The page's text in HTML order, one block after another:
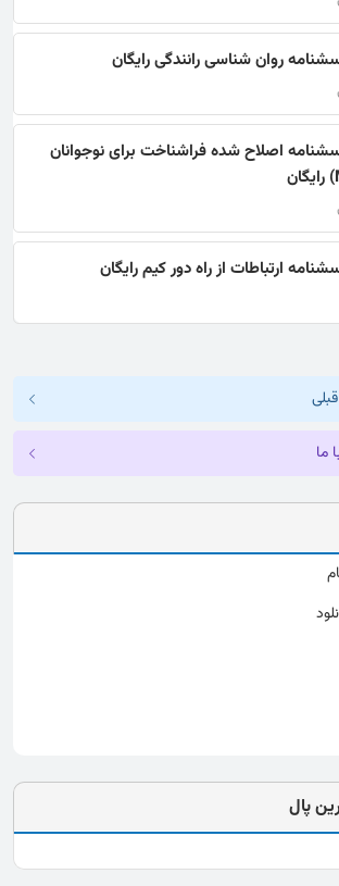
روان شناسی رانندگی رایگان
اصلاح شده فراشناخت برای نوجوانان
ارتباطات از راه دور کیم رایگان
ما
پال